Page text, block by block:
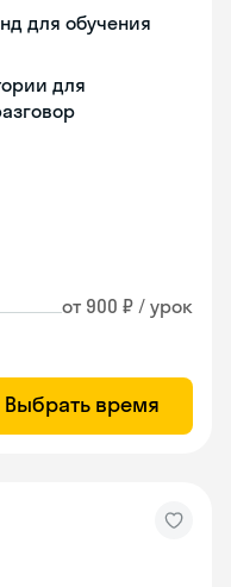
для обучения
для
от 900 ₽ / урок
Выбрать время